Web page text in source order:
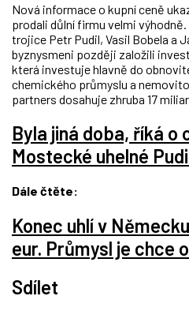
Nová informace o kupní ceně
prodali důlní firmu velmi
trojice Petr Pudil, Vasil Bobela a
byznysmeni později založili
která investuje hlavně do
chemického průmyslu a
partners dosahuje zhruba 17
Byla jiná doba, říká o
Mostecké uhelné
Dále čtěte:
Konec uhlí v
eur. Průmysl je chce
Sdílet